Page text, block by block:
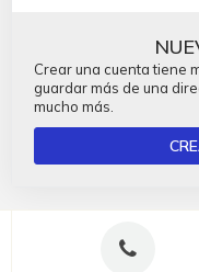
Crear una cuenta tiene
guardar más de una
mucho más.